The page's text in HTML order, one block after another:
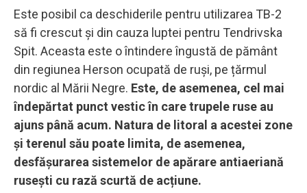
Este posibil ca deschiderile pentru utilizarea TB-2
să fi crescut și din cauza luptei pentru Tendrivska
Spit. Aceasta este o întindere îngustă de pământ
din regiunea Herson ocupată de ruși, pe țărmul
nordic al Mării Negre. Este, de asemenea, cel mai
îndepărtat punct vestic în care trupele ruse au
ajuns până acum. Natura de litoral a acestei zone
și terenul său poate limita, de asemenea,
desfășurarea sistemelor de apărare antiaeriană
rusești cu rază scurtă de acțiune.